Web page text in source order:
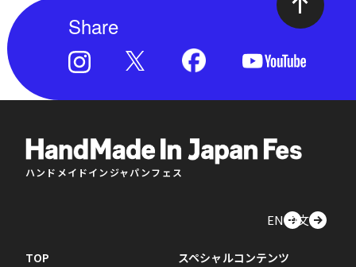
Share
ハンドメイドインジャパンフェス
EN中文
TOP
スペシャルコンテンツ